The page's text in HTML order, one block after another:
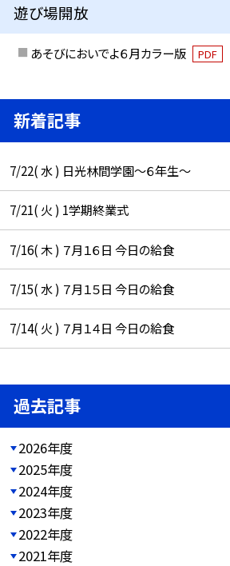
遊び場開放
あそびにおいでよ６月カラー版 PDF
新着記事
7/22( 水 ) 日光林間学園～６年生～
7/21( 火 ) 1学期終業式
7/16( 木 ) ７月１６日 今日の給食
7/15( 水 ) ７月１５日 今日の給食
7/14( 火 ) ７月１４日 今日の給食
過去記事
2026年度
2025年度
2024年度
2023年度
2022年度
2021年度